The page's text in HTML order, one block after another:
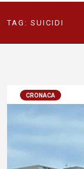
TAG: SUICIDI
CRONACA